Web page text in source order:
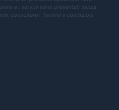
e i servizi sono presentati senza
consultare i Termini e condizioni